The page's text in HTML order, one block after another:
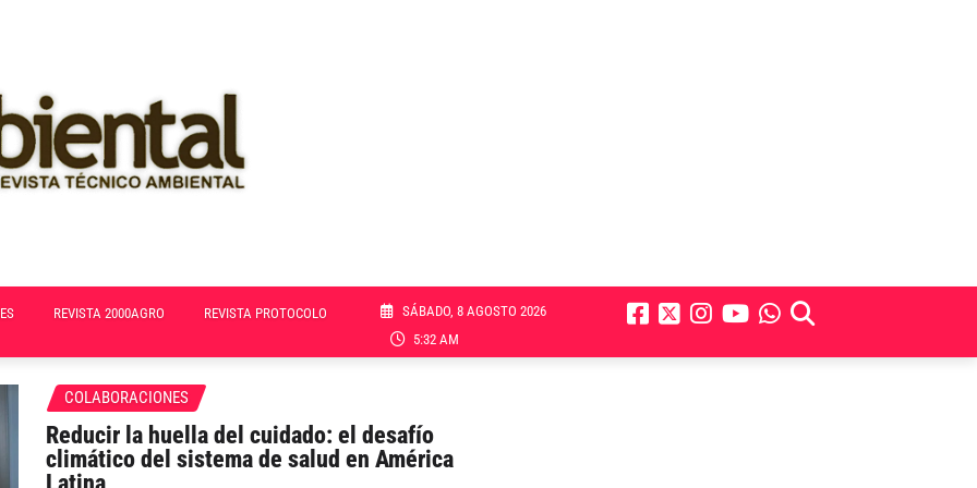
REVISTA 2000AGRO REVISTA PROTOCOLO
SÁBADO, 8 AGOSTO 2026
5:32 AM
COLABORACIONES
Reducir la huella del cuidado: el desafío
climático del sistema de salud en América
Latina